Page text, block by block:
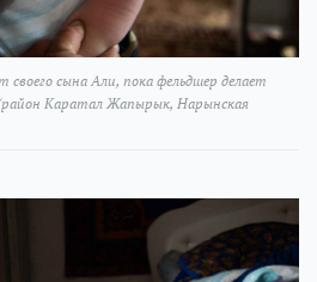
сына Али, пока фельдшер делает
(район Каратал Жапырык, Нарынская